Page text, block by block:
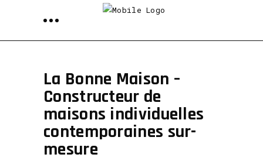
La Bonne Maison –
Constructeur de
maisons individuelles
contemporaines sur-
mesure